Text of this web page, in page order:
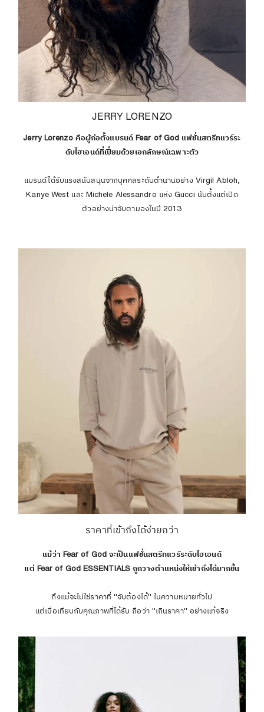
JERRY LORENZO
Jerry Lorenzo คือผู้ก่อตั้งแบรนด์ Fear of God แฟชั่นสตรีทแวร์ระ
ดับไฮเอนด์ที่เปี่ยมด้วยเอกลักษณ์เฉพาะตัว
แบรนด์ได้รับแรงสนับสนุนจากบุคคลระดับตำนานอย่าง Virgil Abloh,
Kanye West และ Michele Alessandro แห่ง Gucci นับตั้งแต่เปิด
ตัวอย่างน่าจับตามองในปี 2013
ราคาที่เข้าถึงได้ง่ายกว่า
แม้ว่า Fear of God จะเป็นแฟชั่นสตรีทแวร์ระดับไฮเอนด์
แต่ Fear of God ESSENTIALS ถูกวางตำแหน่งให้เข้าถึงได้มากขึ้น
ถึงแม้จะไม่ใช่ราคาที่ "จับต้องได้" ในความหมายทั่วไป
แต่เมื่อเทียบกับคุณภาพที่ได้รับ ถือว่า "เกินราคา" อย่างแท้จริง